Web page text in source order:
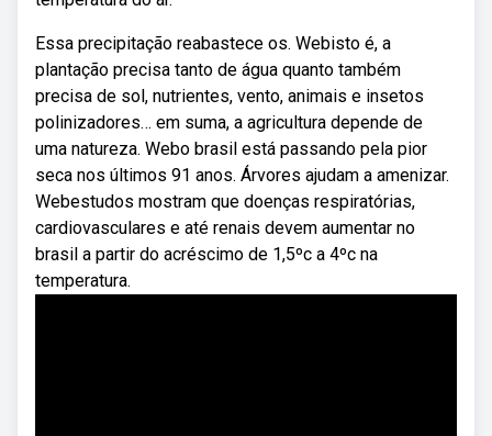
Essa precipitação reabastece os. Webisto é, a
plantação precisa tanto de água quanto também
precisa de sol, nutrientes, vento, animais e insetos
polinizadores… em suma, a agricultura depende de
uma natureza. Webo brasil está passando pela pior
seca nos últimos 91 anos. Árvores ajudam a amenizar.
Webestudos mostram que doenças respiratórias,
cardiovasculares e até renais devem aumentar no
brasil a partir do acréscimo de 1,5ºc a 4ºc na
temperatura.